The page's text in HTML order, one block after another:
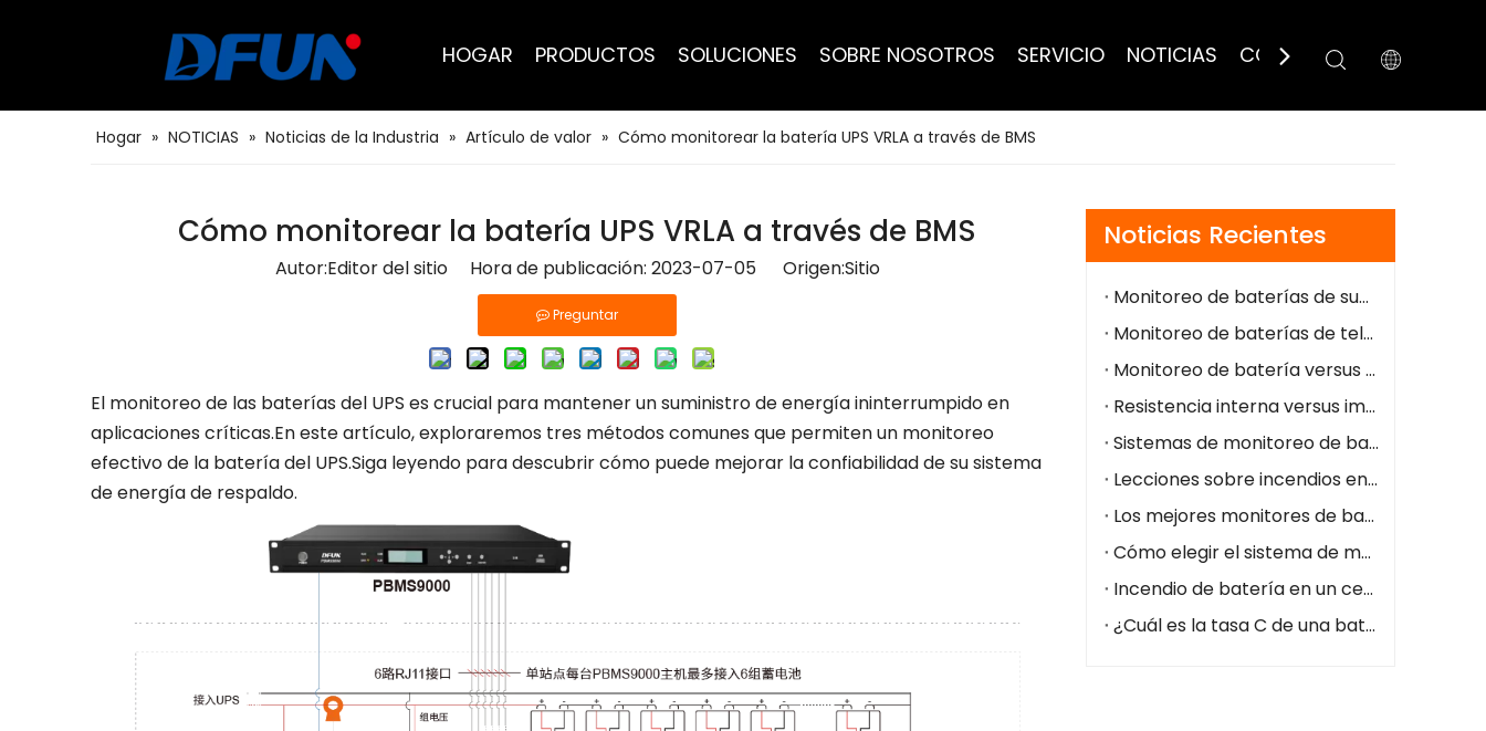
HOGAR PRODUCTOS SOLUCIONES SOBRE NOSOTROS SERVICIO NOTICIAS CONTÁCTANOS
Hogar » NOTICIAS » Noticias de la Industria » Artículo de valor » Cómo monitorear la batería UPS VRLA a través de BMS
Cómo monitorear la batería UPS VRLA a través de BMS
Autor:Editor del sitio Hora de publicación: 2023-07-05 Origen:Sitio
Preguntar
El monitoreo de las baterías del UPS es crucial para mantener un suministro de energía ininterrumpido en
aplicaciones críticas.En este artículo, exploraremos tres métodos comunes que permiten un monitoreo
efectivo de la batería del UPS.Siga leyendo para descubrir cómo puede mejorar la confiabilidad de su sistema
de energía de respaldo.
Noticias Recientes
Monitoreo de baterías de subestaciones: detección temprana de fallas, operación segura y fácil integración
Monitoreo de baterías de telecomunicaciones: alarmas remotas, menor OPEX, energía de respaldo más segura
Monitoreo de batería versus prueba de batería: diferencias y casos de uso
Resistencia interna versus impedancia: diferencias clave para el estado de la batería
Sistemas de monitoreo de baterías para la industria del petróleo y el gas
Lecciones sobre incendios en centros de datos de NorthC: por qué el monitoreo de la batería en tiempo real es fundamental
Los mejores monitores de batería para centros de datos
Cómo elegir el sistema de monitoreo de batería adecuado para centros de datos (2026)
Incendio de batería en un centro de datos: cómo prevenirlo con un sistema de monitoreo de batería
¿Cuál es la tasa C de una batería?